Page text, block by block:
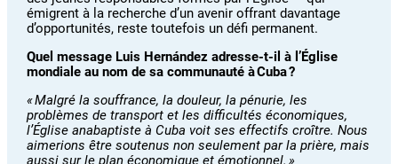
émigrent à la recherche d’un avenir offrant davantage
d’opportunités, reste toutefois un défi permanent.
Quel message Luis Hernández adresse-t-il à l’Église
mondiale au nom de sa communauté à Cuba ?
« Malgré la souffrance, la douleur, la pénurie, les
problèmes de transport et les difficultés économiques,
l’Église anabaptiste à Cuba voit ses effectifs croître. Nous
aimerions être soutenus non seulement par la prière, mais
aussi sur le plan économique et émotionnel. »